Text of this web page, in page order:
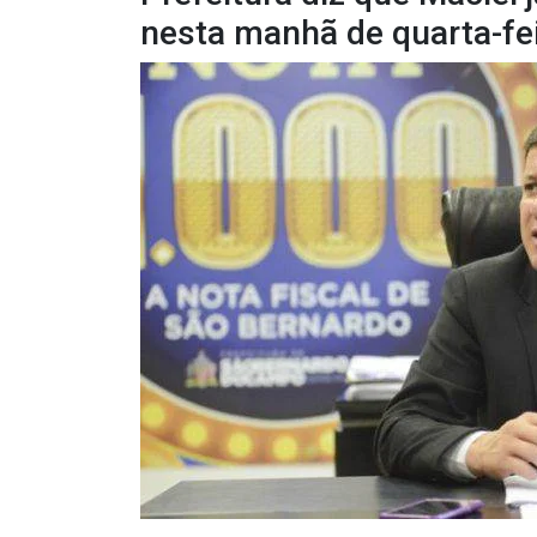
nesta manhã de quarta-